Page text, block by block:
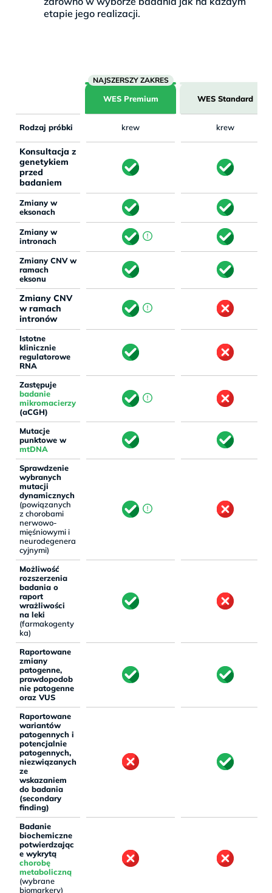
etapie jego realizacji.
WES Premium WES Standard
Rodzaj próbki krew krew
Konsultacja z
genetykiem
przed
badaniem
Zmiany w
eksonach
Zmiany w
intronach
Zmiany CNV w
ramach
eksonu
Zmiany CNV
w ramach
intronów
Istotne
klinicznie
regulatorowe
RNA
Zastępuje
badanie
mikromacierzy
(aCGH)
Mutacje
punktowe w
mtDNA
Sprawdzenie
wybranych
mutacji
dynamicznych
(powiązanych
z chorobami
nerwowo-
mięśniowymi i
neurodegenera
cyjnymi)
Możliwość
rozszerzenia
badania o
raport
wrażliwości
na leki
(farmakogenty
ka)
Raportowane
zmiany
patogenne,
prawdopodob
nie patogenne
oraz VUS
Raportowane
wariantów
patogennych i
potencjalnie
patogennych,
niezwiązanych
ze
wskazaniem
do badania
(secondary
finding)
Badanie
biochemiczne
potwierdzając
e wykrytą
chorobę
metaboliczną
(wybrane
biomarkery)